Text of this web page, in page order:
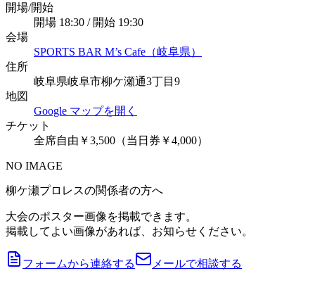
開場/開始
開場 18:30 / 開始 19:30
会場
SPORTS BAR M’s Cafe（岐阜県）
住所
岐阜県岐阜市柳ケ瀬通3丁目9
地図
Google マップを開く
チケット
全席自由￥3,500（当日券￥4,000）
NO IMAGE
柳ケ瀬プロレスの関係者の方へ
大会のポスター画像を掲載できます。
掲載してよい画像があれば、お知らせください。
フォームから連絡する メールで相談する